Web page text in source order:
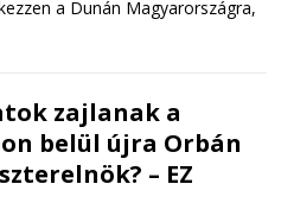
a Dunán Magyarországra,
zajlanak a
belül újra Orbán
– EZ